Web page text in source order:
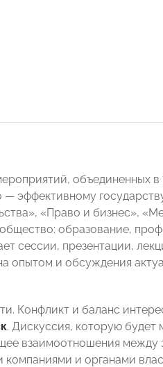
объединенных в
эффективному
«Право и бизнес»,
образование,
сессии, презентации,
опытом и обсуждения
Конфликт и баланс
. Дискуссия, которую
взаимоотношения
и органами